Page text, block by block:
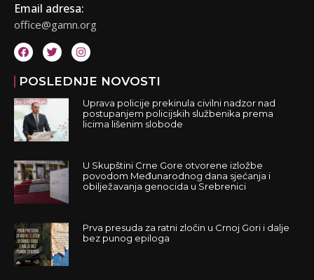
Email adresa:
office@gamn.org
POSLEDNJE NOVOSTI
Uprava policije prekinula civilni nadzor nad
postupanjem policijskih službenika prema
licima lišenim slobode
U Skupštini Crne Gore otvorene izložbe
povodom Međunarodnog dana sjećanja i
obilježavanja genocida u Srebrenici
Prva presuda za ratni zločin u Crnoj Gori i dalje
bez punog epiloga